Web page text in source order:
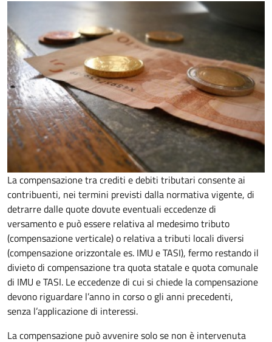
La compensazione tra crediti e debiti tributari consente ai
contribuenti, nei termini previsti dalla normativa vigente, di
detrarre dalle quote dovute eventuali eccedenze di
versamentoe può essere relativa al medesimo tributo
(compensazione verticale) o relativa a tributi locali diversi
(compensazione orizzontale es. IMU e TASI), fermo restando il
divieto di compensazione tra quota statale e quota comunale
di IMU e TASI. Le eccedenze di cui si chiede la compensazione
devono riguardare l’anno in corso o gli anni precedenti,
senza l’applicazione di interessi.
La compensazione può avvenire solo se non è intervenuta